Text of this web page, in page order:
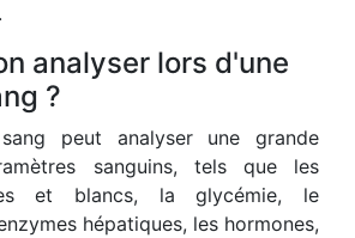
analyser lors d'une
?
peut analyser une grande
sanguins, tels que les
et blancs, la glycémie, le
hépatiques, les hormones,